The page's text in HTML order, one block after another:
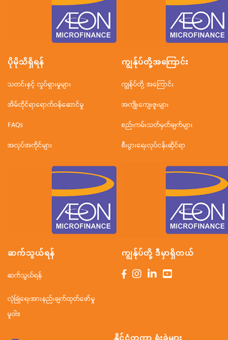
ပိုမိုသိရှိရန်
သတင်းနှင့် လှုပ်ရှားမှုများ
အိမ်တိုင်ရာရောက်ဝန်ဆောင်မှု
FAQs
အလုပ်အကိုင်များ
ကျွန်ုပ်တို့အ‌ကြောင်း
ကျွန်ုပ်တို့ အကြောင်း
အကျိုးကျေးဇူးများ
စည်းကမ်းသတ်မှတ်ချက်များ
စီးပွားရေးလုပ်ငန်းဆိုင်ရာ
ဆက်သွယ်ရန်
ဆက်သွယ်ရန်
လုံခြုံရေးအားနည်းချက်ထုတ်ဖော်မှု
မူဝါဒ
ကျွန်ုပ်တို့ ဒီမှာရှိတယ်
နိုင်ငံတကာ ရုံးခွဲများ